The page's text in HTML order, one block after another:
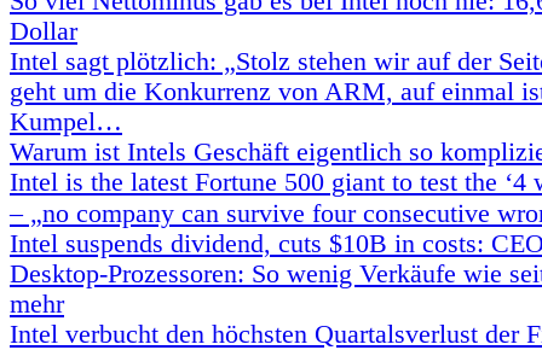
Dollar
Intel sagt plötzlich: „Stolz stehen wir auf der
geht um die Konkurrenz von ARM, auf einmal
Kumpel…
Warum ist Intels Geschäft eigentlich so
Intel is the latest Fortune 500 giant to test the ‘4
– „no company can survive four consecutive
Intel suspends dividend, cuts $10B in costs:
Desktop-Prozessoren: So wenig Verkäufe wie
mehr
Intel verbucht den höchsten Quartalsverlust der